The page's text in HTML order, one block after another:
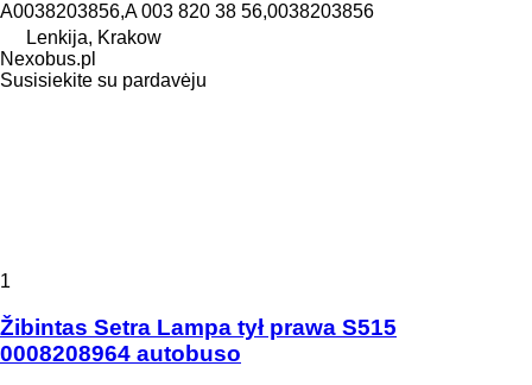
A0038203856,A 003 820 38 56,0038203856
Lenkija, Krakow
Nexobus.pl
Susisiekite su pardavėju
1
Žibintas Setra Lampa tył prawa S515
0008208964 autobuso